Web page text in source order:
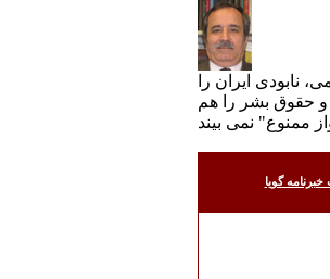
نابودی ایران را
و حقوق بشر را هم
ممنوع" نمی بیند
خبرنامه گويا